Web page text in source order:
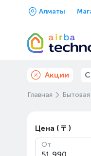
Алматы
Акции
Главная
Цена ( ₸ )
От